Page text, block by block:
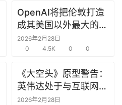
OpenAI将把伦敦打造
成其美国以外最大的研
究中心
2026年2月28日
0
4.5K 0 0
《大空头》原型警告：
英伟达处于与互联网泡
沫时期思科同样的“危
2026年2月28日